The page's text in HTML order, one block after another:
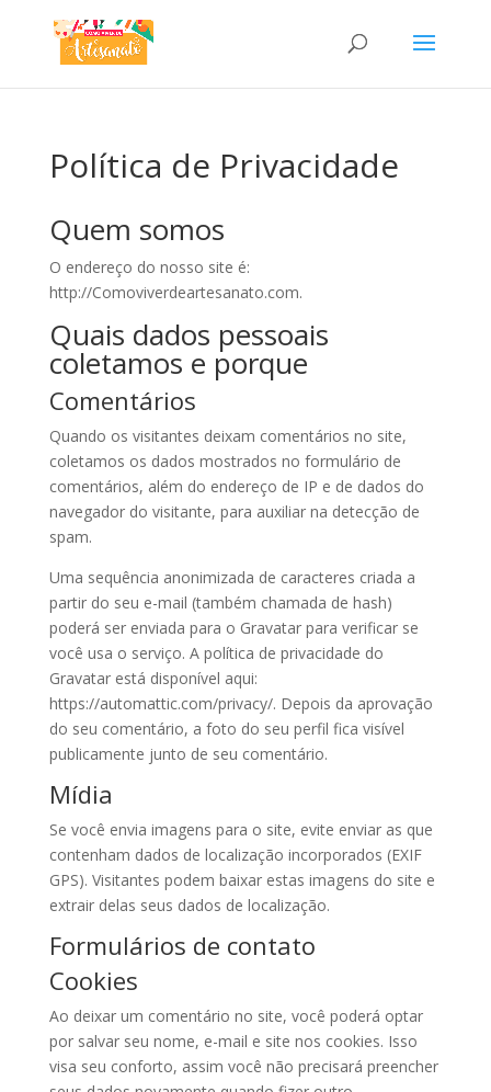
Política de Privacidade
Quem somos
O endereço do nosso site é:
http://Comoviverdeartesanato.com.
Quais dados pessoais
coletamos e porque
Comentários
Quando os visitantes deixam comentários no site,
coletamos os dados mostrados no formulário de
comentários, além do endereço de IP e de dados do
navegador do visitante, para auxiliar na detecção de
spam.
Uma sequência anonimizada de caracteres criada a
partir do seu e-mail (também chamada de hash)
poderá ser enviada para o Gravatar para verificar se
você usa o serviço. A política de privacidade do
Gravatar está disponível aqui:
https://automattic.com/privacy/. Depois da aprovação
do seu comentário, a foto do seu perfil fica visível
publicamente junto de seu comentário.
Mídia
Se você envia imagens para o site, evite enviar as que
contenham dados de localização incorporados (EXIF
GPS). Visitantes podem baixar estas imagens do site e
extrair delas seus dados de localização.
Formulários de contato
Cookies
Ao deixar um comentário no site, você poderá optar
por salvar seu nome, e-mail e site nos cookies. Isso
visa seu conforto, assim você não precisará preencher